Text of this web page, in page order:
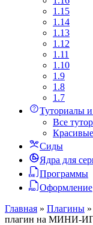
1.15
1.14
1.13
1.12
1.11
1.10
1.9
1.8
1.7
Туториалы
Все
Сиды
Ядра для
Программы
Оформление
Главная » Плагины »
плагин на МИНИ-